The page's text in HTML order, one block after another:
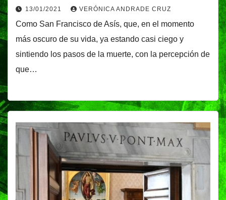
13/01/2021 VERÓNICA ANDRADE CRUZ
Como San Francisco de Asís, que, en el momento
más oscuro de su vida, ya estando casi ciego y
sintiendo los pasos de la muerte, con la percepción de
que…